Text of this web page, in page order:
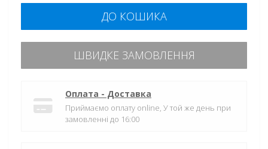
ДО КОШИКА
ШВИДКЕ ЗАМОВЛЕННЯ
Оплата - Доставка
Приймаємо оплату online, У той же день при
замовленні до 16:00